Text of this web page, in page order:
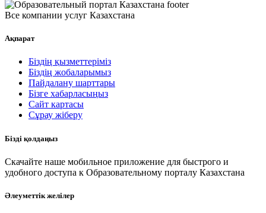
Все компании услуг Казахстана
Ақпарат
Біздің қызметтеріміз
Біздің жобаларымыз
Пайдалану шарттары
Бізге хабарласыңыз
Сайт картасы
Сұрау жіберу
Бізді қолдаңыз
Скачайте наше мобильное приложение для быстрого и
удобного доступа к Образовательному порталу Казахстана
Әлеуметтік желілер